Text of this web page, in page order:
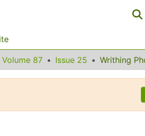
Volume 87 Issue 25